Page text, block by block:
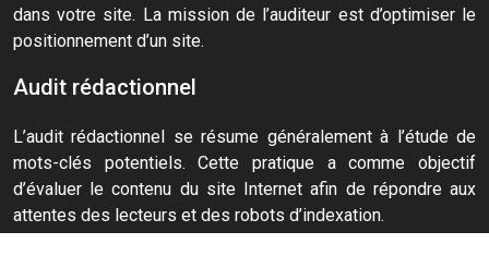
dans votre site. La mission de l’auditeur est d’optimiser le
positionnement d’un site.
Audit rédactionnel
L’audit rédactionnel se résume généralement à l’étude de
mots-clés potentiels. Cette pratique a comme objectif
d’évaluer le contenu du site Internet afin de répondre aux
attentes des lecteurs et des robots d’indexation.